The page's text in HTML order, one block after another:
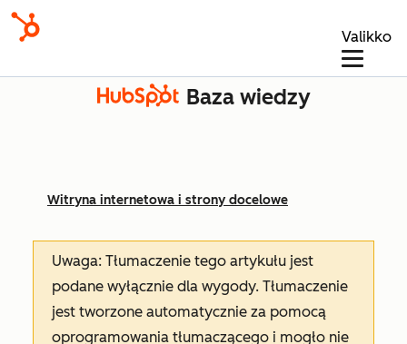
Valikko
Baza wiedzy
Witryna internetowa i strony docelowe
Uwaga: Tłumaczenie tego artykułu jest
podane wyłącznie dla wygody. Tłumaczenie
jest tworzone automatycznie za pomocą
oprogramowania tłumaczącego i mogło nie